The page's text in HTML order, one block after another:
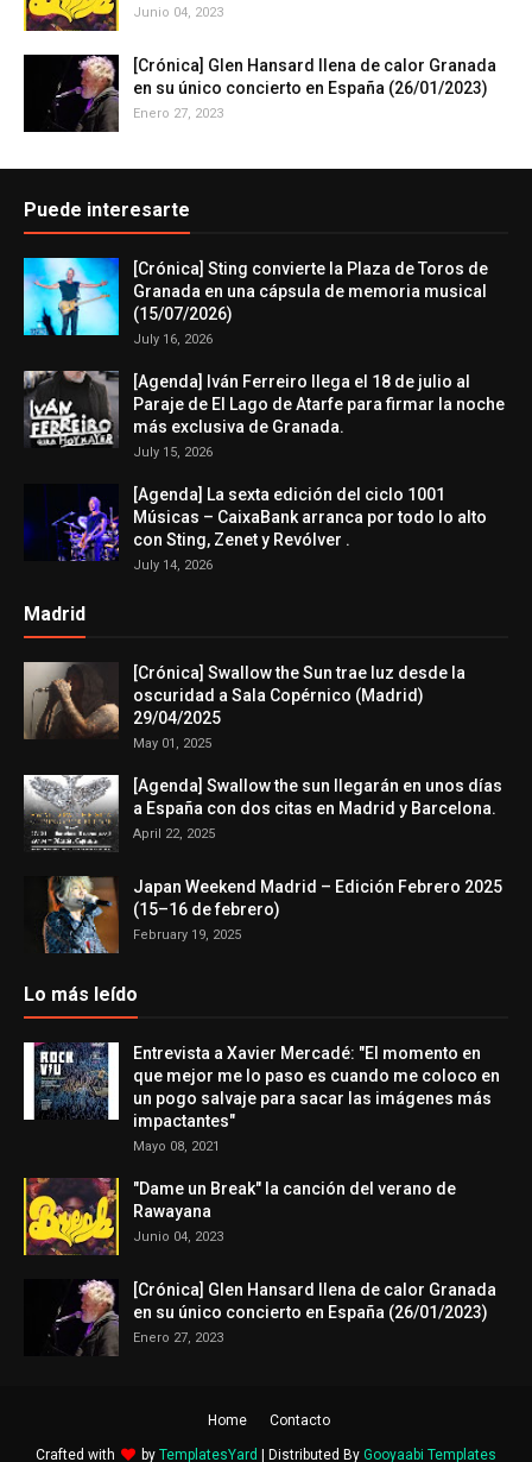
Junio 04, 2023
[Crónica] Glen Hansard llena de calor Granada
en su único concierto en España (26/01/2023)
Enero 27, 2023
Puede interesarte
[Crónica] Sting convierte la Plaza de Toros de
Granada en una cápsula de memoria musical
(15/07/2026)
July 16, 2026
[Agenda] Iván Ferreiro llega el 18 de julio al
Paraje de El Lago de Atarfe para firmar la noche
más exclusiva de Granada.
July 15, 2026
[Agenda] La sexta edición del ciclo 1001
Músicas – CaixaBank arranca por todo lo alto
con Sting, Zenet y Revólver .
July 14, 2026
Madrid
[Crónica] Swallow the Sun trae luz desde la
oscuridad a Sala Copérnico (Madrid)
29/04/2025
May 01, 2025
[Agenda] Swallow the sun llegarán en unos días
a España con dos citas en Madrid y Barcelona.
April 22, 2025
Japan Weekend Madrid – Edición Febrero 2025
(15–16 de febrero)
February 19, 2025
Lo más leído
Entrevista a Xavier Mercadé: "El momento en
que mejor me lo paso es cuando me coloco en
un pogo salvaje para sacar las imágenes más
impactantes"
Mayo 08, 2021
"Dame un Break" la canción del verano de
Rawayana
Junio 04, 2023
[Crónica] Glen Hansard llena de calor Granada
en su único concierto en España (26/01/2023)
Enero 27, 2023
Home Contacto
Crafted with by TemplatesYard | Distributed By Gooyaabi Templates